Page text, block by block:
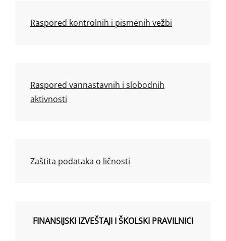
Raspored kontrolnih i pismenih vežbi
Raspored vannastavnih i slobodnih
aktivnosti
Zaštita podataka o ličnosti
FINANSIJSKI IZVEŠTAJI I ŠKOLSKI PRAVILNICI